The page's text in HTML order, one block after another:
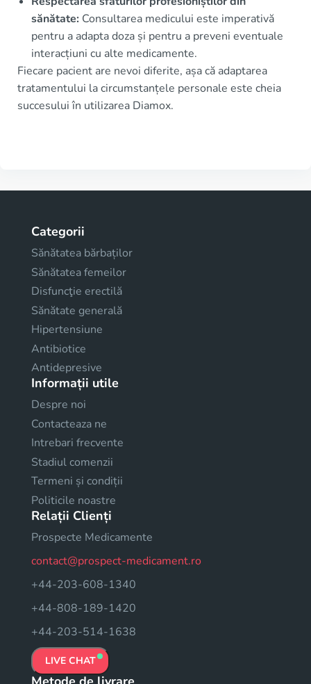
sănătate: Consultarea medicului este imperativă
pentru a adapta doza și pentru a preveni eventuale
interacțiuni cu alte medicamente.
Fiecare pacient are nevoi diferite, așa că adaptarea
tratamentului la circumstanțele personale este cheia
succesului în utilizarea Diamox.
Categorii
Sănătatea bărbaților
Sănătatea femeilor
Disfuncţie erectilă
Sănătate generală
Hipertensiune
Antibiotice
Antidepresive
Informații utile
Despre noi
Contacteaza ne
Intrebari frecvente
Stadiul comenzii
Termeni și condiții
Politicile noastre
Relații Clienți
Prospecte Medicamente
contact@prospect-medicament.ro
+44-203-608-1340
+44-808-189-1420
+44-203-514-1638
LIVE CHAT